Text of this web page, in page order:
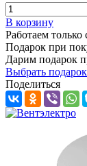
В корзину
Работаем
Подарок при
Дарим подарок
Выбрать подарок
Поделиться